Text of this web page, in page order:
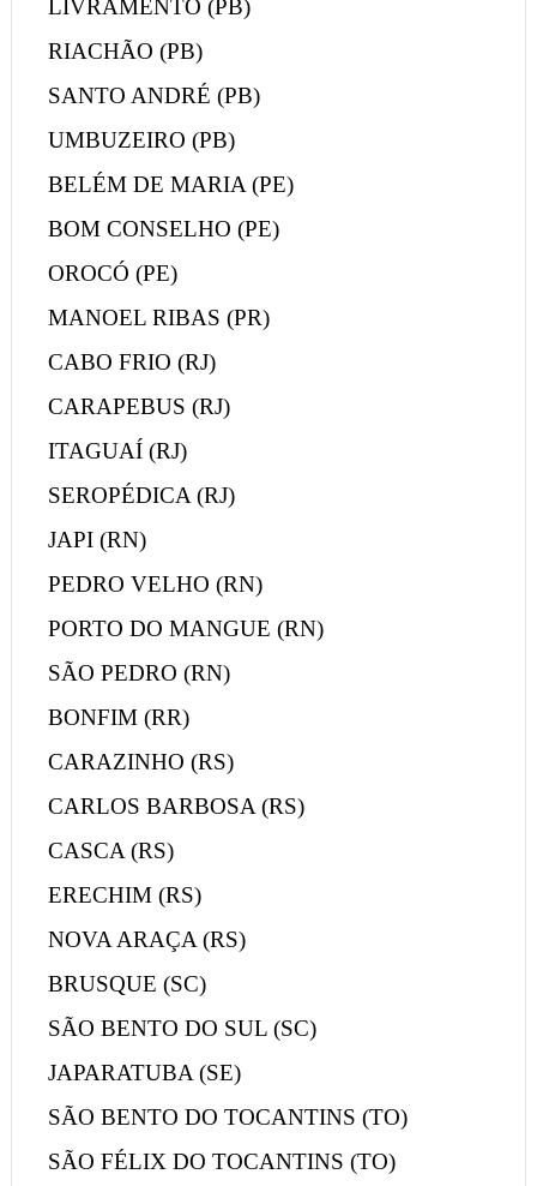
LIVRAMENTO (PB)
RIACHÃO (PB)
SANTO ANDRÉ (PB)
UMBUZEIRO (PB)
BELÉM DE MARIA (PE)
BOM CONSELHO (PE)
OROCÓ (PE)
MANOEL RIBAS (PR)
CABO FRIO (RJ)
CARAPEBUS (RJ)
ITAGUAÍ (RJ)
SEROPÉDICA (RJ)
JAPI (RN)
PEDRO VELHO (RN)
PORTO DO MANGUE (RN)
SÃO PEDRO (RN)
BONFIM (RR)
CARAZINHO (RS)
CARLOS BARBOSA (RS)
CASCA (RS)
ERECHIM (RS)
NOVA ARAÇA (RS)
BRUSQUE (SC)
SÃO BENTO DO SUL (SC)
JAPARATUBA (SE)
SÃO BENTO DO TOCANTINS (TO)
SÃO FÉLIX DO TOCANTINS (TO)